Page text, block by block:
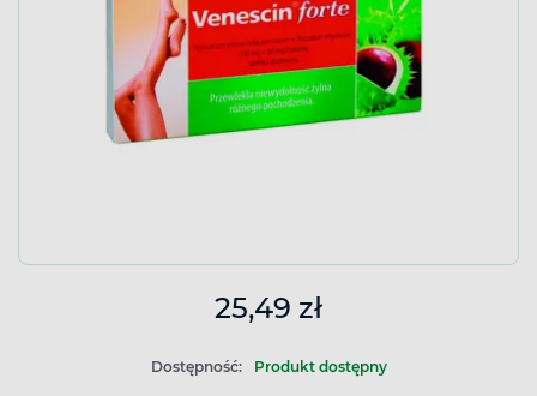
25,49 zł
Dostępność: Produkt dostępny